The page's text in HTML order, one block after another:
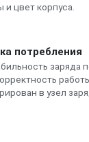
цвет корпуса.
потребления
заряда
в узел